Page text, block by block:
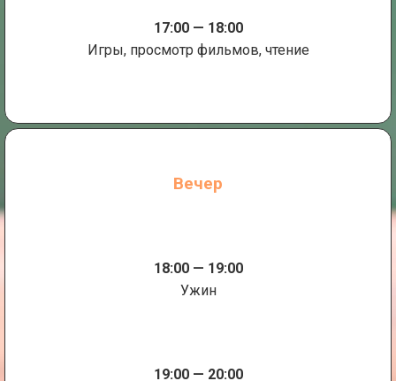
17:00 — 18:00
Игры, просмотр фильмов, чтение
Вечер
18:00 — 19:00
Ужин
19:00 — 20:00